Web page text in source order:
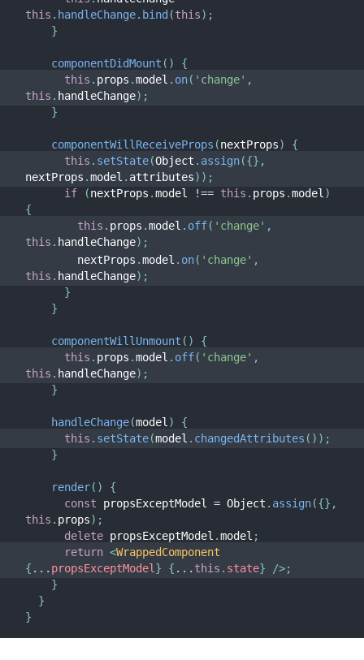
this . handleChange. bind (this) ;
}
componentDidMount ( )
{
this . props .model . on( 'change' ,
this . handleChange) ;
}
componentWillReceiveProps (nextProps)
{
this . setState(Object . assign({} ,
nextProps .model . attributes) ) ;
if
(nextProps .model !== this . props .model )
{
this . props .model . off( 'change' ,
this . handleChange) ;
        nextProps
.model . on( 'change' ,
this . handleChange) ;
}
}
componentWillUnmount ( )
{
this . props .model . off( 'change' ,
this . handleChange) ;
}
handleChange(model )
{
this . setState(model . changedAttributes ( ) ) ;
}
render( )
{
const propsExceptModel = Object . assign({} ,
this . props) ;
delete propsExceptModel .model ;
return <WrappedComponent
{ ... propsExceptModel } { ... this . state} />;
}
}
}